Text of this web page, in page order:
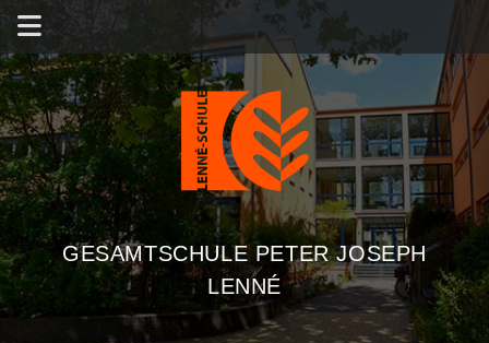
GESAMTSCHULE PETER JOSEPH
LENNÉ